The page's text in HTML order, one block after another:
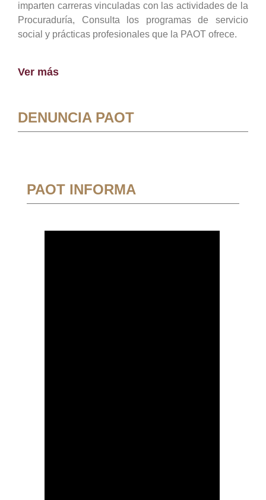
imparten carreras vinculadas con las actividades de la
Procuraduría, Consulta los programas de servicio
social y prácticas profesionales que la PAOT ofrece.
Ver más
DENUNCIA PAOT
PAOT INFORMA